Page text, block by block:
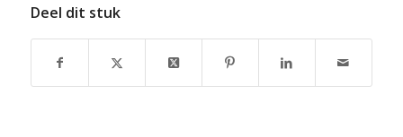
Deel dit stuk